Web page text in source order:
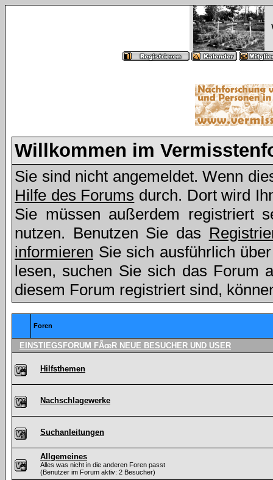
Willkommen im
Sie sind nicht angemeldet. Wenn
Hilfe des Forums durch. Dort wird
Sie müssen außerdem registriert
nutzen. Benutzen Sie das
informieren Sie sich ausführlich
lesen, suchen Sie sich das Forum
diesem Forum registriert sind,
Foren
EINSTIEGSFORUM FÃœR NEUE BESUCHER UND USER
Hilfsthemen
Nachschlagewerke
Suchanleitungen
Allgemeines
Alles was nicht in die anderen Foren passt
(Benutzer im Forum aktiv: 2 Besucher)